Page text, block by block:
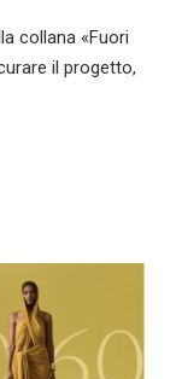
collana «Fuori
il progetto,